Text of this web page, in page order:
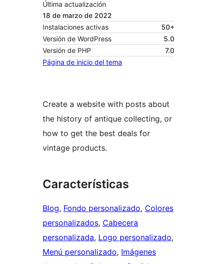
Última actualización
18 de marzo de 2022
Instalaciones activas
50+
Versión de WordPress
5.0
Versión de PHP
7.0
Página de inicio del tema
Create a website with posts about
the history of antique collecting, or
how to get the best deals for
vintage products.
Características
Blog, Fondo personalizado, Colores
personalizados, Cabecera
personalizada, Logo personalizado
Menú personalizado, Imágenes